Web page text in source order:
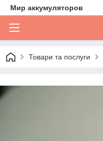
Мир аккумуляторов
Товари та послуги